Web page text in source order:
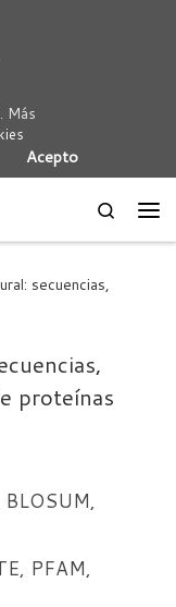
Más
Acepto
Search
secuencias,
proteínas
PFAM,